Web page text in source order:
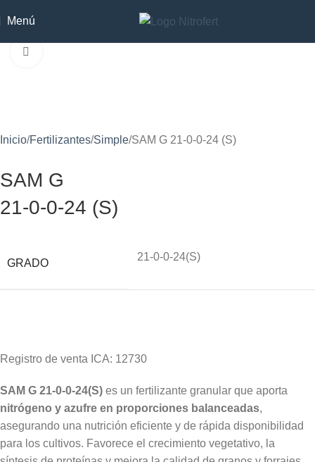
Menú
Inicio Fertilizantes Simple SAM G 21-0-0-24 (S)
SAM G
21-0-0-24 (S)
GRADO
21-0-0-24(S)
Registro de venta ICA: 12730
SAM G 21-0-0-24(S) es un fertilizante granular que aporta
nitrógeno y azufre en proporciones balanceadas,
asegurando una nutrición eficiente y de rápida disponibilidad
para los cultivos. Favorece el crecimiento vegetativo, la